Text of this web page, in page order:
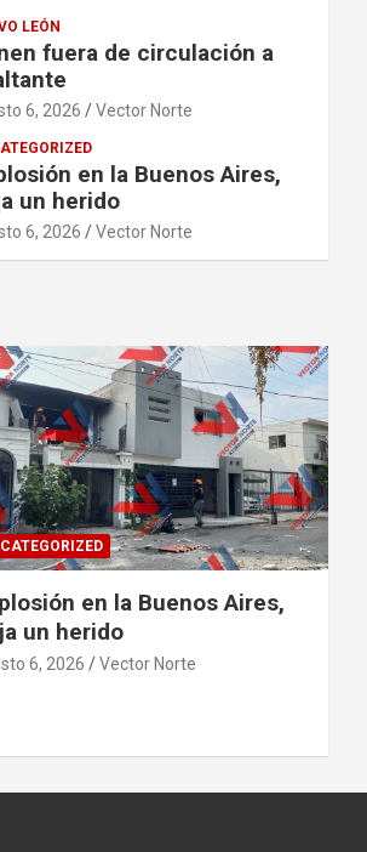
LEÓN
fuera de circulación a
6, 2026 Vector Norte
en la Buenos Aires,
un herido
6, 2026 Vector Norte
en la Buenos Aires,
un herido
6, 2026 Vector Norte